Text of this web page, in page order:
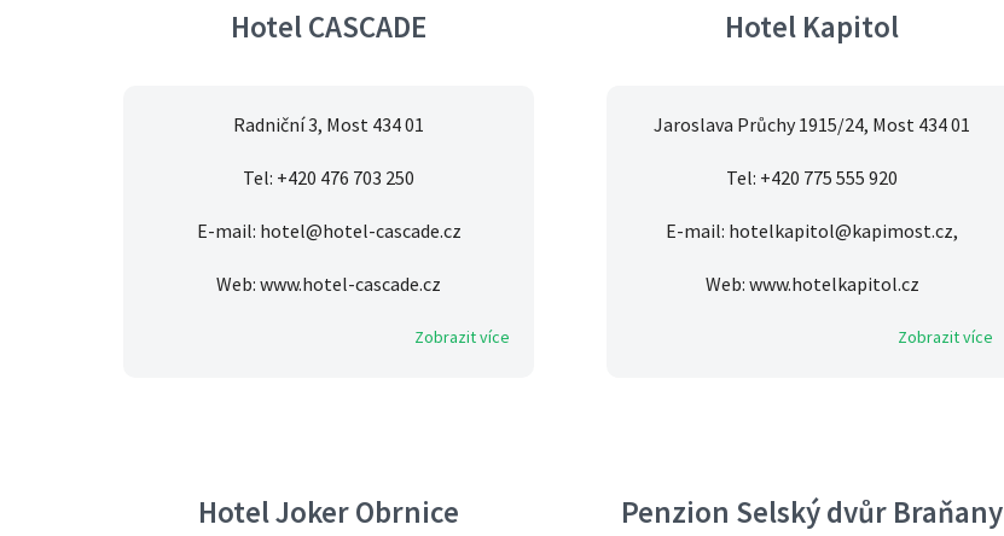
Hotel CASCADE
Radniční 3, Most 434 01
Tel: +420 476 703 250
E-mail: hotel@hotel-cascade.cz
Web: www.hotel-cascade.cz
Zobrazit více
Hotel Kapitol
Jaroslava Průchy 1915/24, Most 434 01
Tel: +420 775 555 920
E-mail: hotelkapitol@kapimost.cz,
Web: www.hotelkapitol.cz
Zobrazit více
Hotel Joker Obrnice Penzion Selský dvůr Braňany